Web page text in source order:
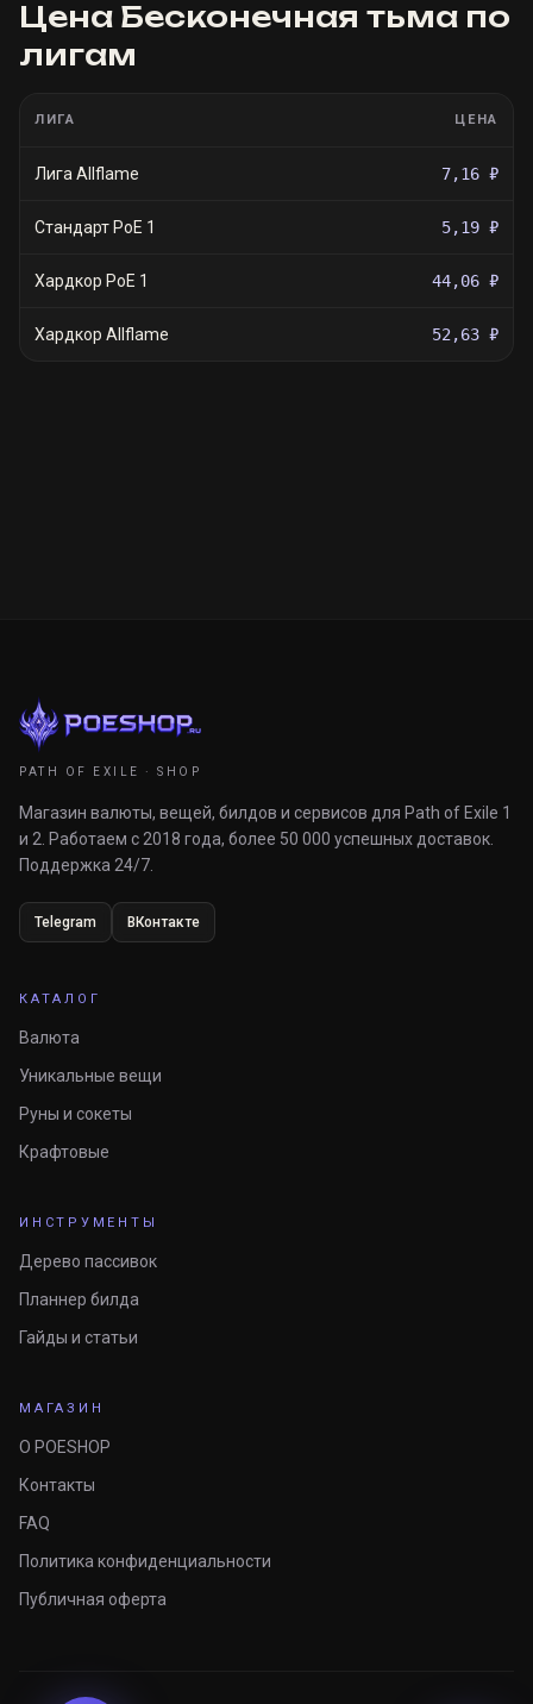
Цена Бесконечная тьма по
лигам
ЛИГА ЦЕНА
Лига Allflame 7,16 ₽
Стандарт PoE 1 5,19 ₽
Хардкор PoE 1 44,06 ₽
Хардкор Allflame 52,63 ₽
PATH OF EXILE · SHOP
Магазин валюты, вещей, билдов и сервисов для Path of Exile 1
и 2. Работаем с 2018 года, более 50 000 успешных доставок.
Поддержка 24/7.
Telegram ВКонтакте
КАТАЛОГ
Валюта
Уникальные вещи
Руны и сокеты
Крафтовые
ИНСТРУМЕНТЫ
Дерево пассивок
Планнер билда
Гайды и статьи
МАГАЗИН
О POESHOP
Контакты
FAQ
Политика конфиденциальности
Публичная оферта